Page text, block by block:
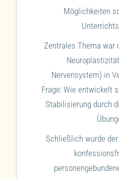
Möglichkeiten
Zentrales Thema war
Nervensystem) in
Frage: Wie entwickelt
Stabilisierung durch
Schließlich wurde